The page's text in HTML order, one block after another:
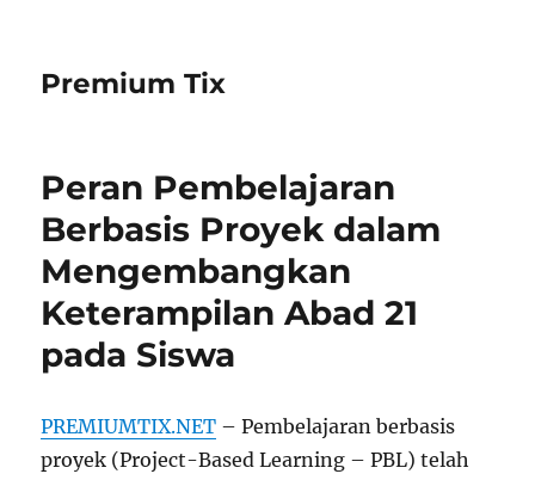
Premium Tix
Peran Pembelajaran
Berbasis Proyek dalam
Mengembangkan
Keterampilan Abad 21
pada Siswa
PREMIUMTIX.NET – Pembelajaran berbasis
proyek (Project-Based Learning – PBL) telah